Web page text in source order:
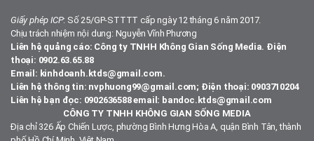
Giấy phép ICP: Số 25/GP-STTTT cấp ngày 12 tháng 6 năm 2017.
Chịu trách nhiệm nội dung: Nguyễn Vĩnh Phương
Liên hệ quảng cáo: Công ty TNHH Không Gian Sống Media. Điện
thoại: 0902.63.65.88
Email: kinhdoanh.ktds@gmail.com.
Liên hệ thông tin: nvphuong99@gmail.com; Điện thoại: 0903710204
Liên hệ bạn đọc: 0902636588 email: bandoc.ktds@gmail.com
CÔNG TY TNHH KHÔNG GIAN SỐNG MEDIA
Địa chỉ 326 Ấp Chiến Lược, phường Bình Hưng Hòa A, quận Bình Tân, thành